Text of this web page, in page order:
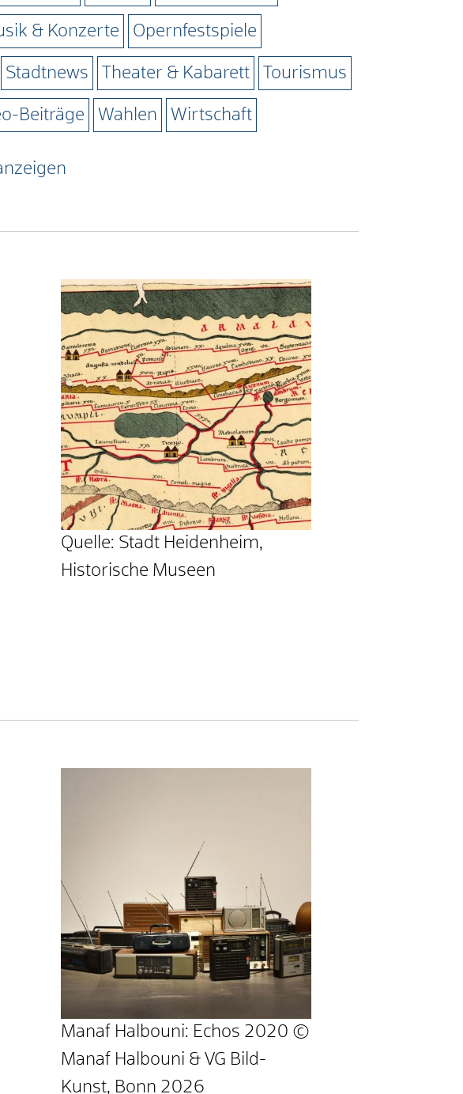
& Konzerte Opernfestspiele
Stadtnews Theater & Kabarett Tourismus
Beiträge Wahlen Wirtschaft
Quelle: Stadt Heidenheim,
Historische Museen
Manaf Halbouni: Echos 2020 ©
Manaf Halbouni & VG Bild-
Kunst, Bonn 2026